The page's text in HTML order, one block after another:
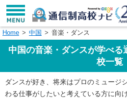
学校名で探す
エリアから探す
Home 中国 音楽・ダンス
中国の音楽・ダンスが学べる
校一覧
ダンスが好き、将来はプロのミュージ
わる仕事がしたいと考えている方に向